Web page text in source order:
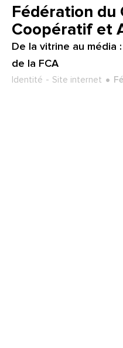
Client :
Fédération du
Coopératif et
De la vitrine au média
de la FCA
Type de projet :
Identité Site internet
Secteur :